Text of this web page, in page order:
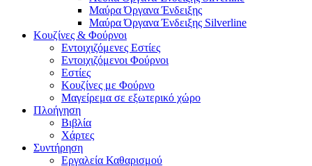
Μαύρα Όργανα Ένδειξης
Μαύρα Όργανα Ένδειξης Silverline
Κουζίνες & Φούρνοι
Εντοιχιζόμενες Εστίες
Εντοιχιζόμενοι Φούρνοι
Εστίες
Κουζίνες με Φούρνο
Μαγείρεμα σε εξωτερικό χώρο
Πλοήγηση
Βιβλία
Χάρτες
Συντήρηση
Εργαλεία Καθαρισμού